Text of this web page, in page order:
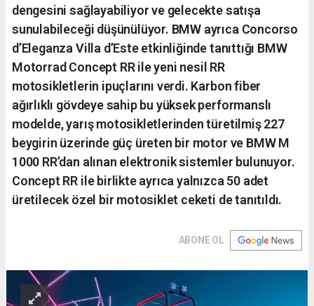
dengesini sağlayabiliyor ve gelecekte satışa
sunulabileceği düşünülüyor. BMW ayrıca Concorso
d’Eleganza Villa d’Este etkinliğinde tanıttığı BMW
Motorrad Concept RR ile yeni nesil RR
motosikletlerin ipuçlarını verdi. Karbon fiber
ağırlıklı gövdeye sahip bu yüksek performanslı
modelde, yarış motosikletlerinden türetilmiş 227
beygirin üzerinde güç üreten bir motor ve BMW M
1000 RR’dan alınan elektronik sistemler bulunuyor.
Concept RR ile birlikte ayrıca yalnızca 50 adet
üretilecek özel bir motosiklet ceketi de tanıtıldı.
ABONE OL